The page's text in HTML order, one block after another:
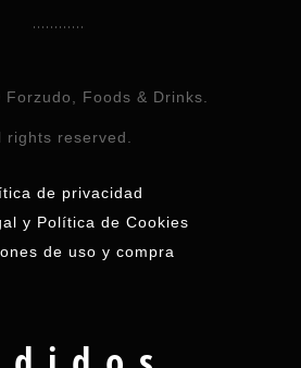
Foods & Drinks.
rights reserved.
de privacidad
y Política de Cookies
de uso y compra